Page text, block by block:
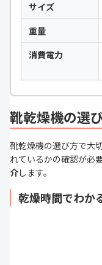
サイズ
重量
消費電力
靴乾燥機の選
靴乾燥機の選び方で大
れているかの確認が必
介します。
乾燥時間でわか